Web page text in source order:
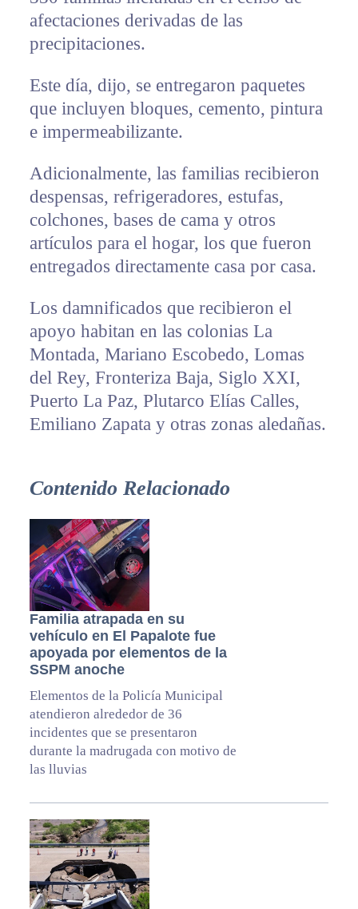
afectaciones derivadas de las
precipitaciones.
Este día, dijo, se entregaron paquetes
que incluyen bloques, cemento, pintura
e impermeabilizante.
Adicionalmente, las familias recibieron
despensas, refrigeradores, estufas,
colchones, bases de cama y otros
artículos para el hogar, los que fueron
entregados directamente casa por casa.
Los damnificados que recibieron el
apoyo habitan en las colonias La
Montada, Mariano Escobedo, Lomas
del Rey, Fronteriza Baja, Siglo XXI,
Puerto La Paz, Plutarco Elías Calles,
Emiliano Zapata y otras zonas aledañas.
Contenido Relacionado
Familia atrapada en su
vehículo en El Papalote fue
apoyada por elementos de la
SSPM anoche
Elementos de la Policía Municipal
atendieron alrededor de 36
incidentes que se presentaron
durante la madrugada con motivo de
las lluvias